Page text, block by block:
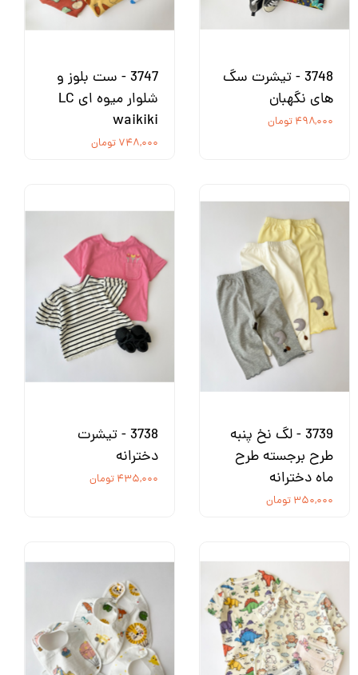
3748 - تیشرت سگ
های نگهبان
۴۹۸,۰۰۰ تومان
3747 - ست بلوز و
شلوار میوه ای LC
waikiki
۷۴۸,۰۰۰ تومان
3739 - لگ نخ پنبه
طرح برجسته طرح
ماه دخترانه
۳۵۰,۰۰۰ تومان
3738 - تیشرت
دخترانه
۴۳۵,۰۰۰ تومان